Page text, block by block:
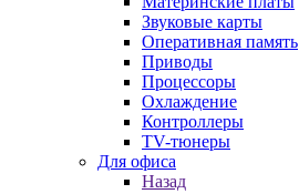
Звуковые карты
Оперативная память
Приводы
Процессоры
Охлаждение
Контроллеры
TV-тюнеры
Для офиса
Назад